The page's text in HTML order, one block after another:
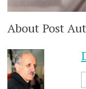
About Post